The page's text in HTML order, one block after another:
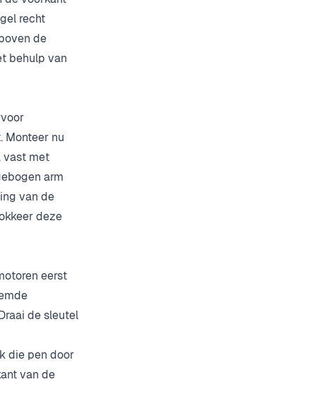
recht
de
behulp van
Monteer nu
vast met
arm
van de
deze
eerst
de sleutel
die pen door
van de